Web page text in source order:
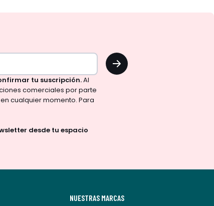
OK
tu suscripción.Al
comerciales por parte
cualquier momento. Para
desde tu espacio
NUESTRAS MARCAS